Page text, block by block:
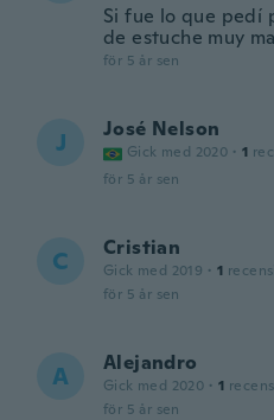
Si fue lo que pedí
de estuche muy
för 5 år sen
J José Nelson
Gick med 2020 · 1
för 5 år sen
C Cristian
Gick med 2019 · 1
för 5 år sen
A Alejandro
Gick med 2020 · 1
för 5 år sen